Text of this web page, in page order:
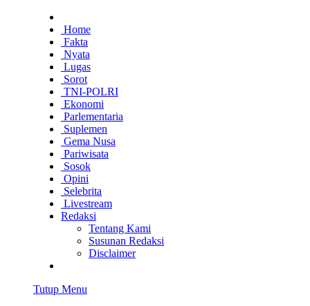
Home
Fakta
Nyata
Lugas
Sorot
TNI-POLRI
Ekonomi
Parlementaria
Suplemen
Gema Nusa
Pariwisata
Sosok
Opini
Selebrita
Livestream
Redaksi
Tentang Kami
Susunan Redaksi
Disclaimer
Tutup Menu